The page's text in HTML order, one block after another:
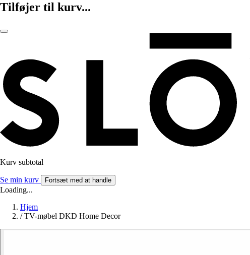
Tilføjer til kurv...
Kurv subtotal
Se min kurv Fortsæt med at handle
Loading...
Hjem
/ TV-møbel DKD Home Decor